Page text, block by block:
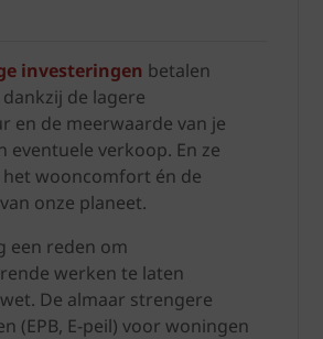
investeringen betalen
de lagere
en de meerwaarde van je
eventuele verkoop. En ze
wooncomfort én de
onze planeet.
een reden om
werken te laten
De almaar strengere
(EPB, E-peil) voor woningen